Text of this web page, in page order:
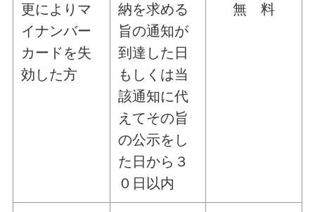
更によりマ
イナンバー
カードを失
効した方
納を求める
旨の通知が
到達した日
もしくは当
該通知に代
えてその旨
の公示をし
た日から３
０日以内
無 料